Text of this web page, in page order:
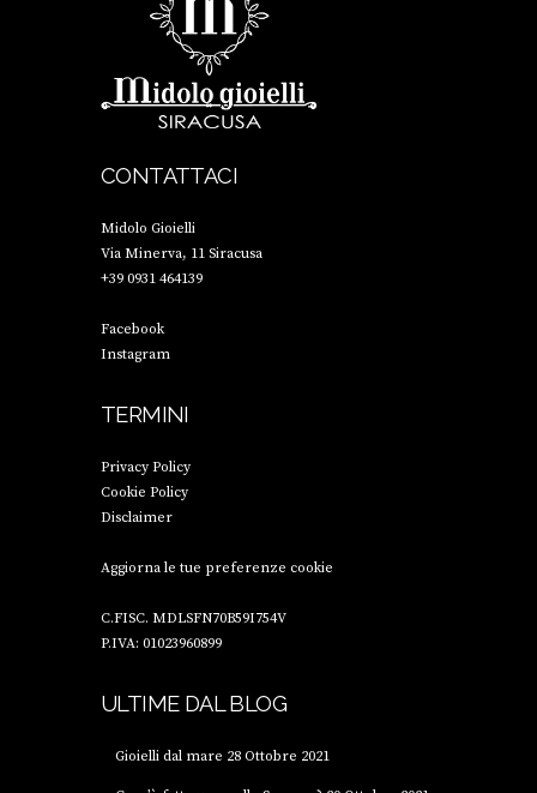
CONTATTACI
Midolo Gioielli
Via Minerva, 11 Siracusa
+39 0931 464139
Facebook
Instagram
TERMINI
Privacy Policy
Cookie Policy
Disclaimer
Aggiorna le tue preferenze cookie
C.FISC. MDLSFN70B59I754V
P.IVA: 01023960899
ULTIME DAL BLOG
Gioielli dal mare 28 Ottobre 2021